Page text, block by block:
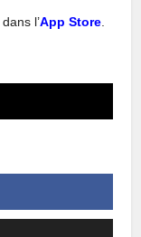
dans l’App Store